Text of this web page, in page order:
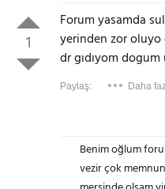
1
Forum yasamda
yerinden zor
dr gıdıyom
Paylaş: Daha
Benim oğlum
vezir çok